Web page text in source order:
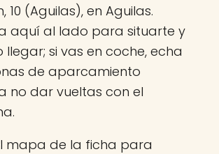
10 (Aguilas), en Aguilas.
aquí al lado para situarte y
si vas en coche, echa
de aparcamiento
no dar vueltas con el
mapa de la ficha para